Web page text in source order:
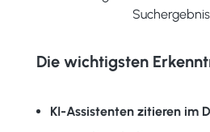
Die wichtigsten
KI-Assistenten zitieren im